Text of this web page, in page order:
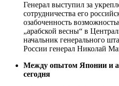
Генерал выступил за
сотрудничества его
озабоченность
„арабской весны“ в
начальник генерального
России генерал Николай
Между опытом Японии и
сегодня